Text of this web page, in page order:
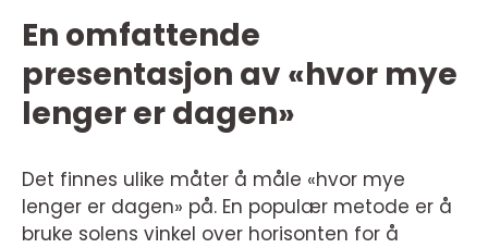
En omfattende
presentasjon av «hvor mye
lenger er dagen»
Det finnes ulike måter å måle «hvor mye
lenger er dagen» på. En populær metode er å
bruke solens vinkel over horisonten for å